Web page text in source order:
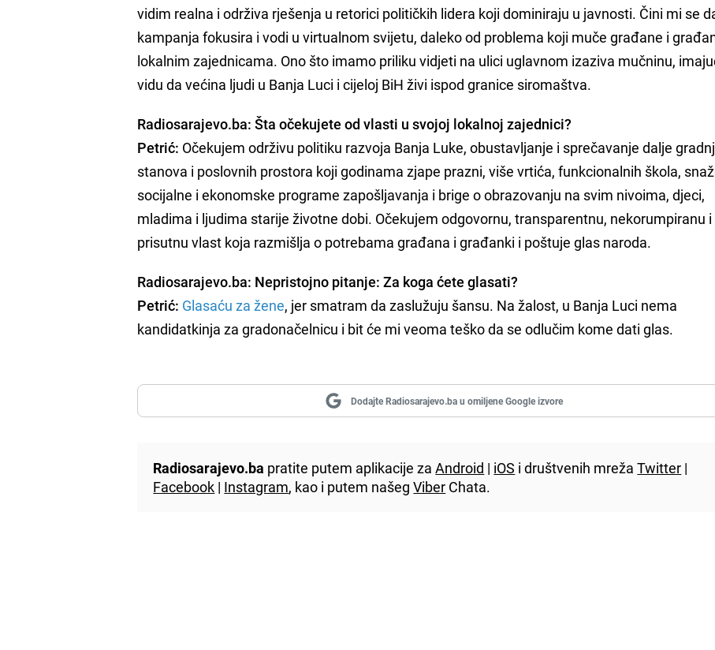
vidim realna i održiva rješenja u retorici političkih lidera koji dominiraju u javnosti. Čini mi se
kampanja fokusira i vodi u virtualnom svijetu, daleko od problema koji muče građane i
lokalnim zajednicama. Ono što imamo priliku vidjeti na ulici uglavnom izaziva mučninu,
vidu da većina ljudi u Banja Luci i cijeloj BiH živi ispod granice siromaštva.
Radiosarajevo.ba: Šta očekujete od vlasti u svojoj lokalnoj zajednici?
Petrić: Očekujem održivu politiku razvoja Banja Luke, obustavljanje i sprečavanje dalje
stanova i poslovnih prostora koji godinama zjape prazni, više vrtića, funkcionalnih škola,
socijalne i ekonomske programe zapošljavanja i brige o obrazovanju na svim nivoima, djeci,
mladima i ljudima starije životne dobi. Očekujem odgovornu, transparentnu, nekorumpiranu i
prisutnu vlast koja razmišlja o potrebama građana i građanki i poštuje glas naroda.
Radiosarajevo.ba: Nepristojno pitanje: Za koga ćete glasati?
Petrić: Glasaću za žene, jer smatram da zaslužuju šansu. Na žalost, u Banja Luci nema
kandidatkinja za gradonačelnicu i bit će mi veoma teško da se odlučim kome dati glas.
Dodajte Radiosarajevo.ba u omiljene Google izvore
Radiosarajevo.ba pratite putem aplikacije zaAndroid | iOS i društvenih mrežaTwitter |
Facebook | Instagram, kao i putem našegViber Chata.